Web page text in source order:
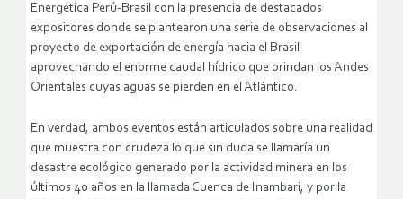
Energética Perú-Brasil con la presencia de destacados
expositores donde se plantearon una serie de observaciones al
proyecto de exportación de energía hacia el Brasil
aprovechando el enorme caudal hídrico que brindan los Andes
Orientales cuyas aguas se pierden en el Atlántico.
En verdad, ambos eventos están articulados sobre una realidad
que muestra con crudeza lo que sin duda se llamaría un
desastre ecológico generado por la actividad minera en los
últimos 40 años en la llamada Cuenca de Inambari, y por la